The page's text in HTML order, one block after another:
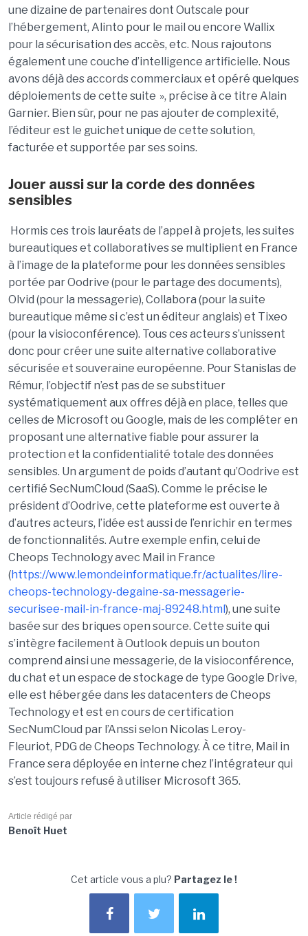
une dizaine de partenaires dont Outscale pour
l’hébergement, Alinto pour le mail ou encore Wallix
pour la sécurisation des accès, etc. Nous rajoutons
également une couche d’intelligence artificielle. Nous
avons déjà des accords commerciaux et opéré quelques
déploiements de cette suite », précise à ce titre Alain
Garnier. Bien sûr, pour ne pas ajouter de complexité,
l’éditeur est le guichet unique de cette solution,
facturée et supportée par ses soins.
Jouer aussi sur la corde des données
sensibles
Hormis ces trois lauréats de l’appel à projets, les suites
bureautiques et collaboratives se multiplient en France
à l’image de la plateforme pour les données sensibles
portée par Oodrive (pour le partage des documents),
Olvid (pour la messagerie), Collabora (pour la suite
bureautique même si c’est un éditeur anglais) et Tixeo
(pour la visioconférence). Tous ces acteurs s’unissent
donc pour créer une suite alternative collaborative
sécurisée et souveraine européenne. Pour Stanislas de
Rémur, l’objectif n’est pas de se substituer
systématiquement aux offres déjà en place, telles que
celles de Microsoft ou Google, mais de les compléter en
proposant une alternative fiable pour assurer la
protection et la confidentialité totale des données
sensibles. Un argument de poids d’autant qu’Oodrive est
certifié SecNumCloud (SaaS). Comme le précise le
président d’Oodrive, cette plateforme est ouverte à
d’autres acteurs, l’idée est aussi de l’enrichir en termes
de fonctionnalités. Autre exemple enfin, celui de
Cheops Technology avec Mail in France
(https://www.lemondeinformatique.fr/actualites/lire-
cheops-technology-degaine-sa-messagerie-
securisee-mail-in-france-maj-89248.html), une suite
basée sur des briques open source. Cette suite qui
s’intègre facilement à Outlook depuis un bouton
comprend ainsi une messagerie, de la visioconférence,
du chat et un espace de stockage de type Google Drive,
elle est hébergée dans les datacenters de Cheops
Technology et est en cours de certification
SecNumCloud par l’Anssi selon Nicolas Leroy-
Fleuriot, PDG de Cheops Technology. À ce titre, Mail in
France sera déployée en interne chez l’intégrateur qui
s’est toujours refusé à utiliser Microsoft 365.
Article rédigé par
Benoît Huet
Cet article vous a plu? Partagez le !